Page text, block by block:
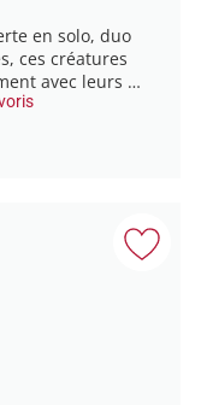
en solo, duo
ces créatures
avec leurs …